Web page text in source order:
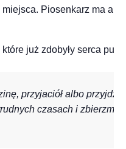
Piosenkarz ma
już zdobyły serca
przyjaciół albo
czasach i zbierzmy